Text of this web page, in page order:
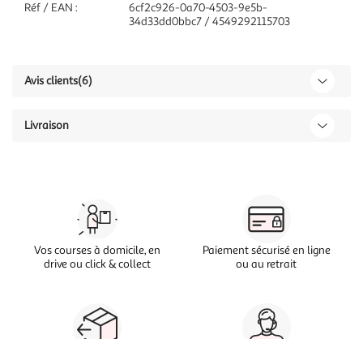
Réf / EAN :
6cf2c926-0a70-4503-9e5b-
34d33dd0bbc7 / 4549292115703
Avis clients(6)
Livraison
Vos courses à domicile, en
drive ou click & collect
Paiement sécurisé en ligne
ou au retrait